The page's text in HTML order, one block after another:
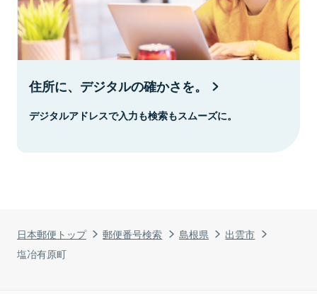
日本郵便トップ 郵便番号検索 島根県
出雲市
塩冶有原町
住所に、デジタルの確かさを。
デジタルアドレスで入力も検索もスムーズに。